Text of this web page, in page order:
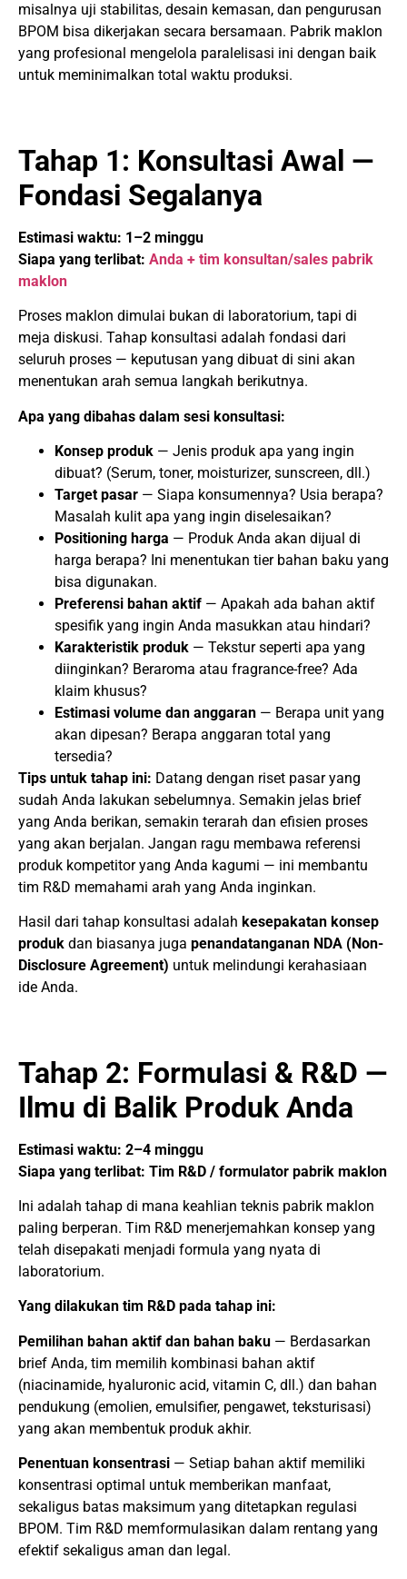
misalnya uji stabilitas, desain kemasan, dan pengurusan
BPOM bisa dikerjakan secara bersamaan. Pabrik maklon
yang profesional mengelola paralelisasi ini dengan baik
untuk meminimalkan total waktu produksi.
Tahap 1: Konsultasi Awal —
Fondasi Segalanya
Estimasi waktu: 1–2 minggu
Siapa yang terlibat: Anda + tim konsultan/sales pabrik
maklon
Proses maklon dimulai bukan di laboratorium, tapi di
meja diskusi. Tahap konsultasi adalah fondasi dari
seluruh proses — keputusan yang dibuat di sini akan
menentukan arah semua langkah berikutnya.
Apa yang dibahas dalam sesi konsultasi:
Konsep produk — Jenis produk apa yang ingin
dibuat? (Serum, toner, moisturizer, sunscreen, dll.)
Target pasar — Siapa konsumennya? Usia berapa?
Masalah kulit apa yang ingin diselesaikan?
Positioning harga — Produk Anda akan dijual di
harga berapa? Ini menentukan tier bahan baku yang
bisa digunakan.
Preferensi bahan aktif — Apakah ada bahan aktif
spesifik yang ingin Anda masukkan atau hindari?
Karakteristik produk — Tekstur seperti apa yang
diinginkan? Beraroma atau fragrance-free? Ada
klaim khusus?
Estimasi volume dan anggaran — Berapa unit yang
akan dipesan? Berapa anggaran total yang
tersedia?
Tips untuk tahap ini: Datang dengan riset pasar yang
sudah Anda lakukan sebelumnya. Semakin jelas brief
yang Anda berikan, semakin terarah dan efisien proses
yang akan berjalan. Jangan ragu membawa referensi
produk kompetitor yang Anda kagumi — ini membantu
tim R&D memahami arah yang Anda inginkan.
Hasil dari tahap konsultasi adalah kesepakatan konsep
produk dan biasanya juga penandatanganan NDA (Non-
Disclosure Agreement) untuk melindungi kerahasiaan
ide Anda.
Tahap 2: Formulasi & R&D —
Ilmu di Balik Produk Anda
Estimasi waktu: 2–4 minggu
Siapa yang terlibat: Tim R&D / formulator pabrik maklon
Ini adalah tahap di mana keahlian teknis pabrik maklon
paling berperan. Tim R&D menerjemahkan konsep yang
telah disepakati menjadi formula yang nyata di
laboratorium.
Yang dilakukan tim R&D pada tahap ini:
Pemilihan bahan aktif dan bahan baku — Berdasarkan
brief Anda, tim memilih kombinasi bahan aktif
(niacinamide, hyaluronic acid, vitamin C, dll.) dan bahan
pendukung (emolien, emulsifier, pengawet, teksturisasi)
yang akan membentuk produk akhir.
Penentuan konsentrasi — Setiap bahan aktif memiliki
konsentrasi optimal untuk memberikan manfaat,
sekaligus batas maksimum yang ditetapkan regulasi
BPOM. Tim R&D memformulasikan dalam rentang yang
efektif sekaligus aman dan legal.